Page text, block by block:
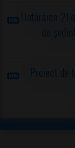
Hotărârea 21
de
Proiect de